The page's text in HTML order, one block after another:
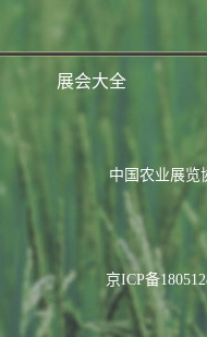
展会大全
中国农业展览
京ICP备